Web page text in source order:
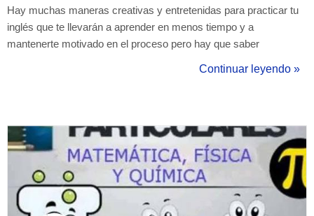
Hay muchas maneras creativas y entretenidas para practicar tu
inglés que te llevarán a aprender en menos tiempo y a
mantenerte motivado en el proceso pero hay que saber
de aprendizaje. A continuación encontrarás cinco actividades
Continuar leyendo »